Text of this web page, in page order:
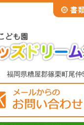
福岡県糟屋郡篠栗町尾仲